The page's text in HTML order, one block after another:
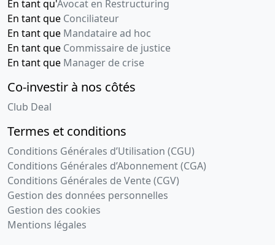
En tant qu'Avocat en Restructuring
En tant que Conciliateur
En tant que Mandataire ad hoc
En tant que Commissaire de justice
En tant que Manager de crise
Co-investir à nos côtés
Club Deal
Termes et conditions
Conditions Générales d’Utilisation (CGU)
Conditions Générales d’Abonnement (CGA)
Conditions Générales de Vente (CGV)
Gestion des données personnelles
Gestion des cookies
Mentions légales